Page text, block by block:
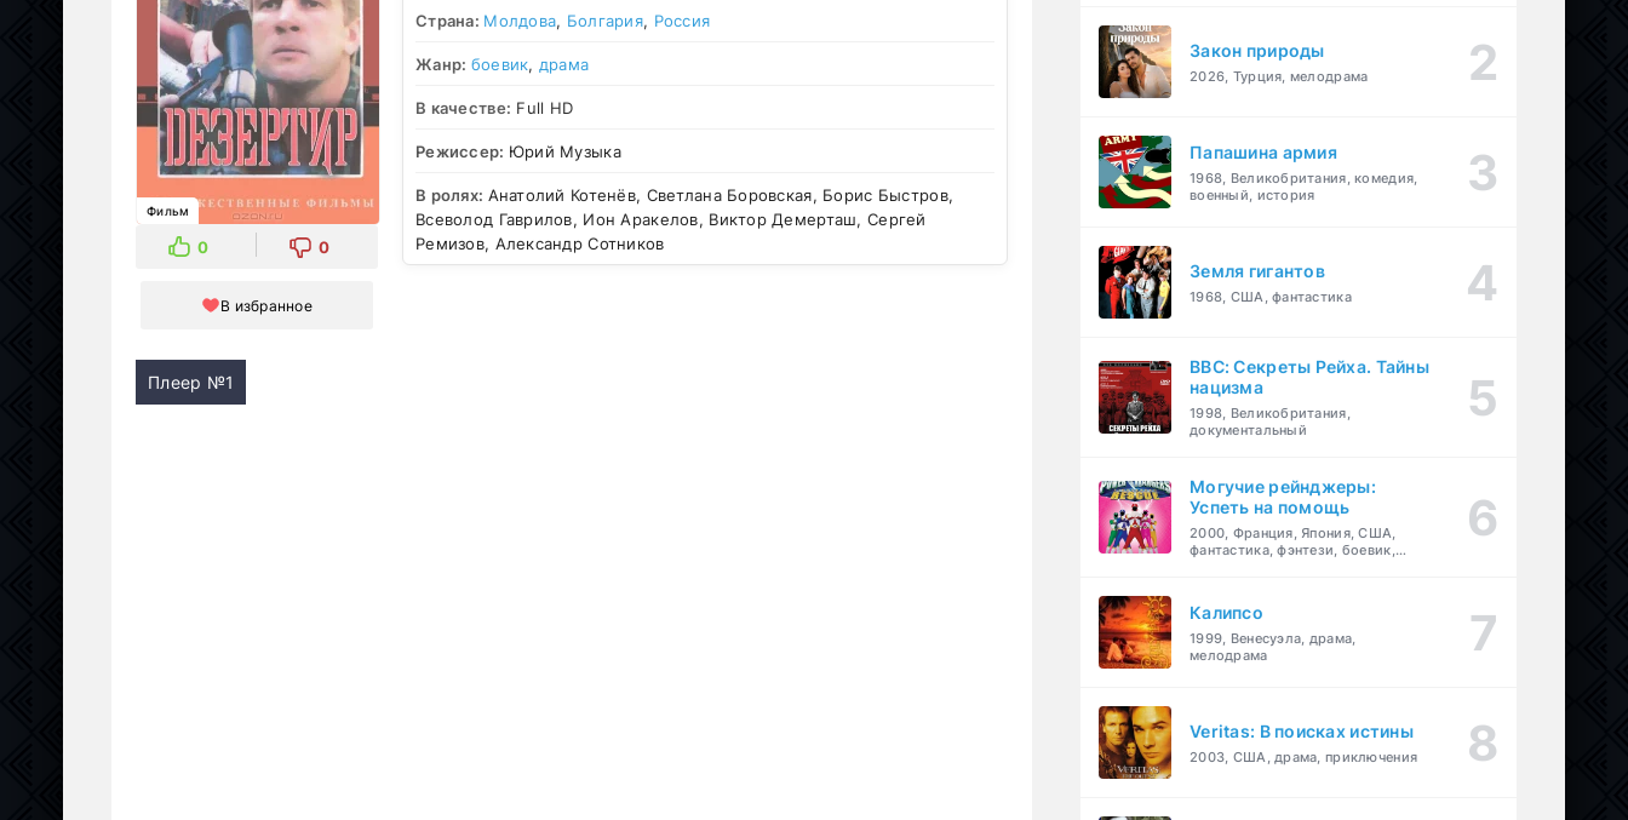
Фильм
0 0
В избранное
Страна: Молдова, Болгария, Россия
Жанр: боевик, драма
В качестве: Full HD
Режиссер: Юрий Музыка
В ролях: Анатолий Котенёв, Светлана Боровская, Борис Быстров,
Всеволод Гаврилов, Ион Аракелов, Виктор Демерташ, Сергей
Ремизов, Александр Сотников
Плеер №1
Закон природы
2026, Турция, мелодрама
Папашина армия
1968, Великобритания, комедия,
военный, история
Земля гигантов
1968, США, фантастика
BBC: Секреты Рейха. Тайны
нацизма
1998, Великобритания,
документальный
Могучие рейнджеры:
Успеть на помощь
2000, Франция, Япония, США,
фантастика, фэнтези, боевик,
Калипсо
1999, Венесуэла, драма,
мелодрама
Veritas: В поисках истины
2003, США, драма, приключения